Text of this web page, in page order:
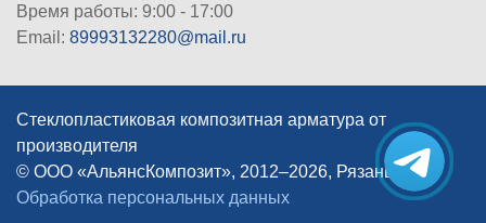
Время работы: 9:00 - 17:00
Email: 89993132280@mail.ru
Стеклопластиковая композитная арматура от
производителя
© ООО «АльянсКомпозит», 2012–2026, Рязань
Обработка персональных данных